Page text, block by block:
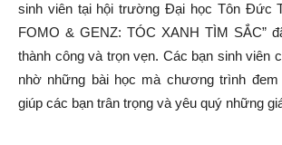
sinh viên tại hội trường Đại học Tôn Đức
FOMO & GENZ: TÓC XANH TÌM SẮC”
thành công và trọn vẹn. Các bạn sinh viên
nhờ những bài học mà chương trình đem
giúp các bạn trân trọng và yêu quý những